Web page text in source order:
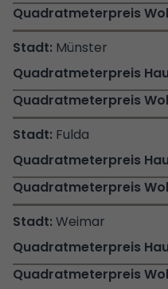
Münster
Fulda
Weimar